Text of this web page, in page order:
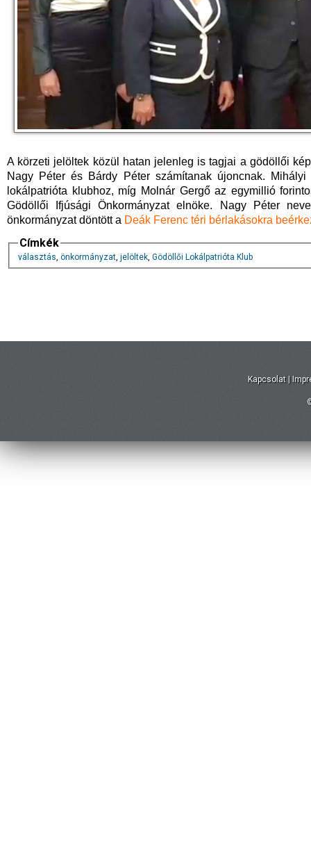
A körzeti jelöltek közül hatan jelenleg is tagjai a gödöllői
Nagy Péter és Bárdy Péter számítanak újoncnak.
lokálpatrióta klubhoz, míg Molnár Gergő az egymillió
Gödöllői Ifjúsági Önkormányzat elnöke. Nagy Péter
önkormányzat döntött a Deák Ferenc téri bérlakásokra
Címkék
választás, önkormányzat, jelöltek, Gödöllői Lokálpatrióta Klub
Kapcsolat |